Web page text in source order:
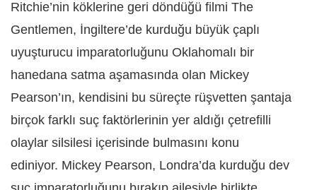
Ritchie’nin köklerine geri döndüğü filmi The
Gentlemen, İngiltere’de kurduğu büyük çaplı
uyuşturucu imparatorluğunu Oklahomalı bir
hanedana satma aşamasında olan Mickey
Pearson’ın, kendisini bu süreçte rüşvetten şantaja
birçok farklı suç faktörlerinin yer aldığı çetrefilli
olaylar silsilesi içerisinde bulmasını konu
ediniyor. Mickey Pearson, Londra’da kurduğu dev